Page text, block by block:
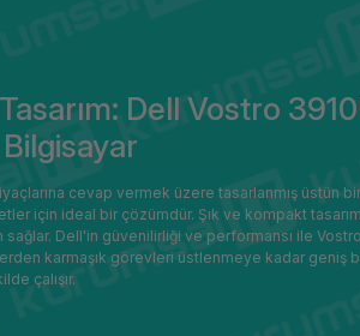
Dell Vostro
cevap vermek üzere tasarlanmış üstün bir
için ideal bir çözümdür. Şık ve kompakt
sağlar. Dell'in güvenilirliği ve performansı ile
karmaşık görevleri üstlenmeye kadar geniş
çalışır.